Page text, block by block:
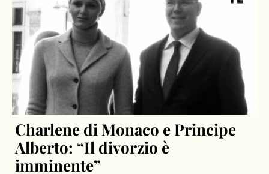
Charlene di Monaco e Principe
Alberto: “Il divorzio è
imminente”